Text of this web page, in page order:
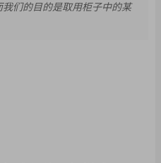
们的目的是取用柜子中的某